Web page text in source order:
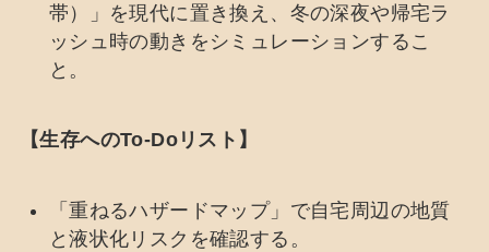
帯）」を現代に置き換え、冬の深夜や帰宅ラ
ッシュ時の動きをシミュレーションするこ
と。
【生存へのTo-Doリスト】
「重ねるハザードマップ」で自宅周辺の地質
と液状化リスクを確認する。